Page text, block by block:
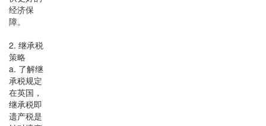
经济保
障。
2. 继承税
策略
a. 了解继
承税规定
在英国，
继承税即
遗产税是